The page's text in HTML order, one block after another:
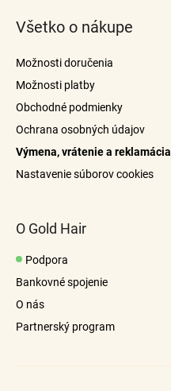
Všetko o nákupe
Možnosti doručenia
Možnosti platby
Obchodné podmienky
Ochrana osobných údajov
Výmena, vrátenie a reklamácia
Nastavenie súborov cookies
O Gold Hair
Podpora
Bankovné spojenie
O nás
Partnerský program